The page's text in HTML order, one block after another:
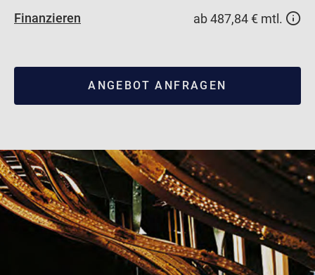
Finanzieren ab 487,84 € mtl.
ANGEBOT ANFRAGEN